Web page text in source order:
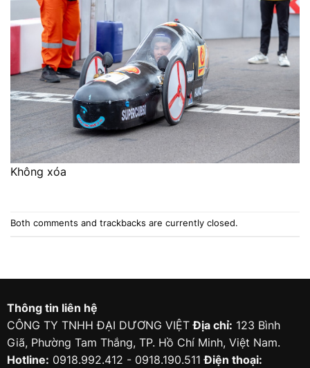
Không xóa
Both comments and trackbacks are currently closed.
Thông tin liên hệ
CÔNG TY TNHH ĐẠI DƯƠNG VIỆTĐịa chỉ: 123 Bình
Giã, Phường Tam Thắng, TP. Hồ Chí Minh, Việt Nam.
Hotline: 0918.992.412 - 0918.190.511Điện thoại: